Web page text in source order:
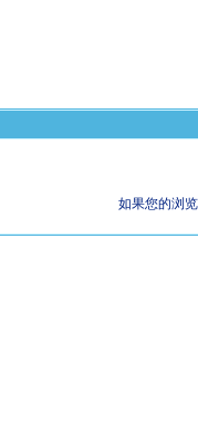
如果您的浏